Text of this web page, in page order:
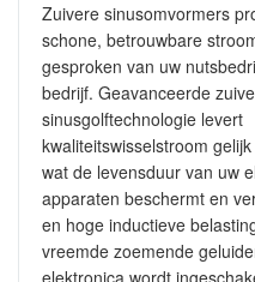
Zuivere sinusomvormers
schone, betrouwbare
gesproken van uw
bedrijf. Geavanceerde
sinusgolftechnologie levert
kwaliteitswisselstroom
wat de levensduur van uw
apparaten beschermt en
en hoge inductieve
vreemde zoemende